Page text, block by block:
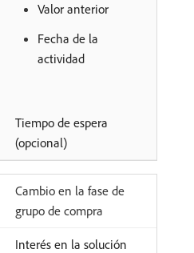
Valor anterior
Fecha de la
actividad
Tiempo de espera
(opcional)
Cambio en la fase de
grupo de compra
Interés en la solución